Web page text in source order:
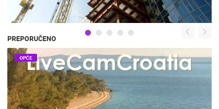
PREPORUČENO
OPĆE